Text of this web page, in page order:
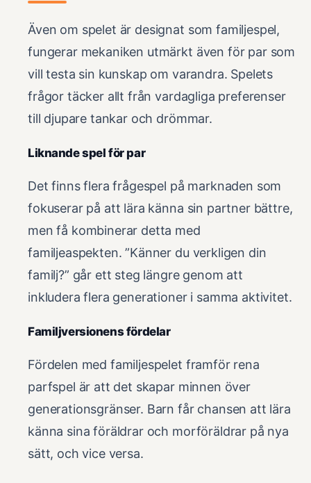
Även om spelet är designat som familjespel,
fungerar mekaniken utmärkt även för par som
vill testa sin kunskap om varandra. Spelets
frågor täcker allt från vardagliga preferenser
till djupare tankar och drömmar.
Liknande spel för par
Det finns flera frågespel på marknaden som
fokuserar på att lära känna sin partner bättre,
men få kombinerar detta med
familjeaspekten. ”Känner du verkligen din
familj?” går ett steg längre genom att
inkludera flera generationer i samma aktivitet.
Familjversionens fördelar
Fördelen med familjespelet framför rena
parfspel är att det skapar minnen över
generationsgränser. Barn får chansen att lära
känna sina föräldrar och morföräldrar på nya
sätt, och vice versa.